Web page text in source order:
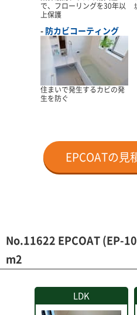
で、フローリングを30年以
上保護
防カビコーティング
住まいで発生するカビの発
生を防ぐ
EPCOATの見
No.11622 EPCOAT (EP-
m2
LDK